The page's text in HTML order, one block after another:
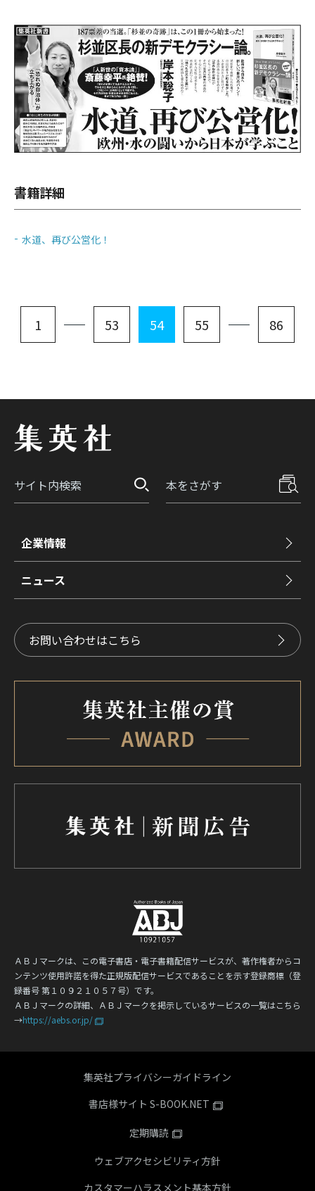
書籍詳細
水道、再び公営化！
1 53 54 55 86
企業情報
ニュース
お問い合わせはこちら
ＡＢＪマークは、この電子書店・電子書籍配信サービスが、著作権者からコ
ンテンツ使用許諾を得た正規版配信サービスであることを示す登録商標（登
録番号 第１０９２１０５７号）です。
ＡＢＪマークの詳細、ＡＢＪマークを掲示しているサービスの一覧はこちら
→https://aebs.or.jp/
集英社プライバシーガイドライン
書店様サイト S-BOOK.NET
定期購読
ウェブアクセシビリティ方針
カスタマーハラスメント基本方針